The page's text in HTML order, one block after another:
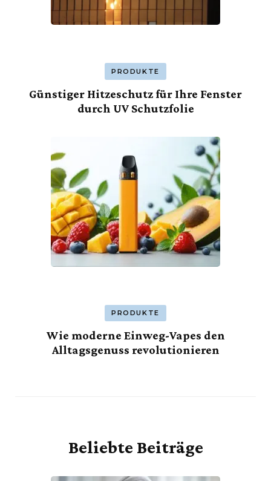
PRODUKTE
Günstiger Hitzeschutz für Ihre Fenster
durch UV Schutzfolie
PRODUKTE
Wie moderne Einweg-Vapes den
Alltagsgenuss revolutionieren
Beliebte Beiträge